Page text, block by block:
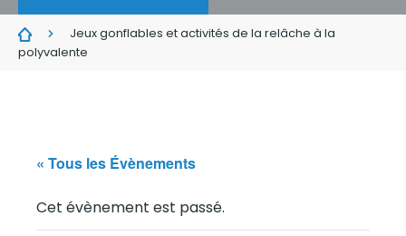
Jeux gonflables et activités de la relâche à la
polyvalente
« Tous les Évènements
Cet évènement est passé.